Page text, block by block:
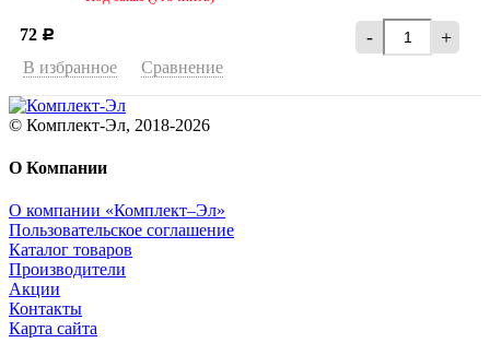
72 Р - +
В избранное Сравнение
© Комплект-Эл, 2018-2026
О Компании
О компании «Комплект–Эл»
Пользовательское соглашение
Каталог товаров
Производители
Акции
Контакты
Карта сайта